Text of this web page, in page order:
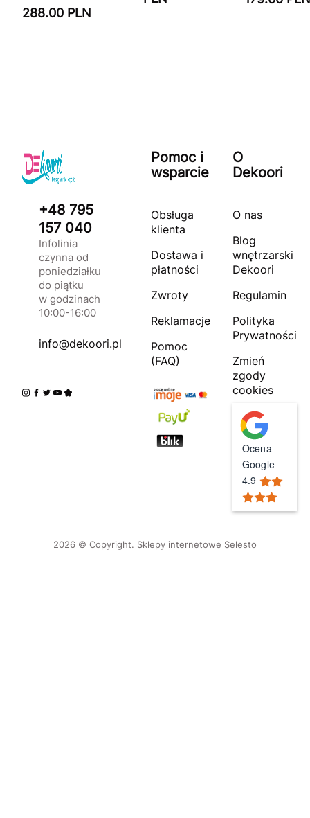
288.00 PLN
+48 795
157 040
Infolinia
czynna od
poniedziałku
do piątku
w godzinach
10:00-16:00
info@dekoori.pl
Pomoc i
wsparcie
Obsługa
klienta
Dostawa i
płatności
Zwroty
Reklamacje
Pomoc
(FAQ)
O
Dekoori
O nas
Blog
wnętrzarski
Dekoori
Regulamin
Polityka
Prywatności
Zmień
zgody
cookies
Ocena
Google
4.9
2026 © Copyright. Sklepy internetowe Selesto